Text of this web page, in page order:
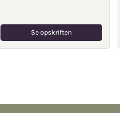
Se opskriften